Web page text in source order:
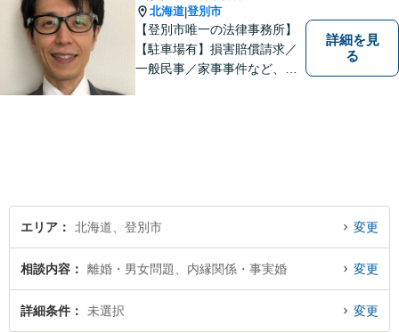
北海道|登別市
【登別市唯一の法律事務所】
【駐車場有】損害賠償請求／
一般民事／家事事件など、幅
詳細を見
る
エリア 北海道、登別市 変更
相談内容 離婚・男女問題、内縁関係・事実婚 変更
詳細条件 未選択 変更